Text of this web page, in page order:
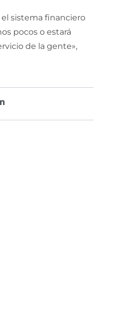
el sistema financiero
pocos o estará
de la gente»,